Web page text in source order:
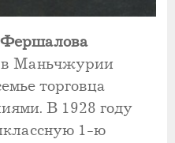
в Маньчжурии
торговца
В 1928 году
1-ю